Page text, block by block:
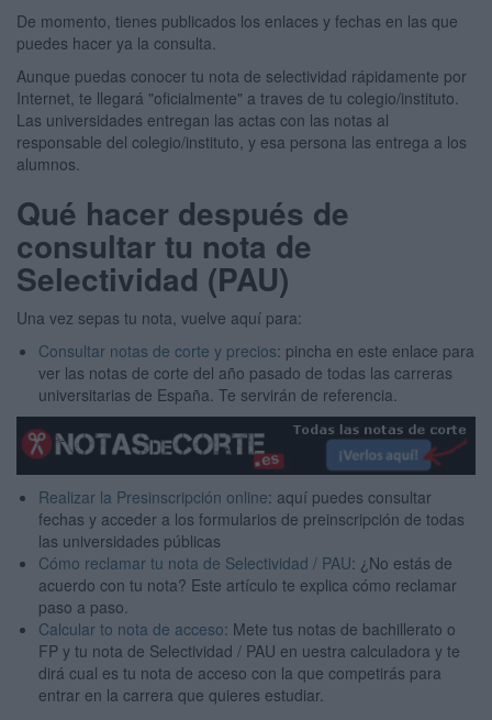
De momento, tienes publicados los enlaces y fechas en las que
puedes hacer ya la consulta.
Aunque puedas conocer tu nota de selectividad rápidamente por
Internet, te llegará "oficialmente" a traves de tu colegio/instituto.
Las universidades entregan las actas con las notas al
responsable del colegio/instituto, y esa persona las entrega a los
alumnos.
Qué hacer después de
consultar tu nota de
Selectividad (PAU)
Una vez sepas tu nota, vuelve aquí para:
Consultar notas de corte y precios: pincha en este enlace para
ver las notas de corte del año pasado de todas las carreras
universitarias de España. Te servirán de referencia.
Realizar la Presinscripción online: aquí puedes consultar
fechas y acceder a los formularios de preinscripción de todas
las universidades públicas
Cómo reclamar tu nota de Selectividad / PAU: ¿No estás de
acuerdo con tu nota? Este artículo te explica cómo reclamar
paso a paso.
Calcular to nota de acceso: Mete tus notas de bachillerato o
FP y tu nota de Selectividad / PAU en uestra calculadora y te
dirá cual es tu nota de acceso con la que competirás para
entrar en la carrera que quieres estudiar.